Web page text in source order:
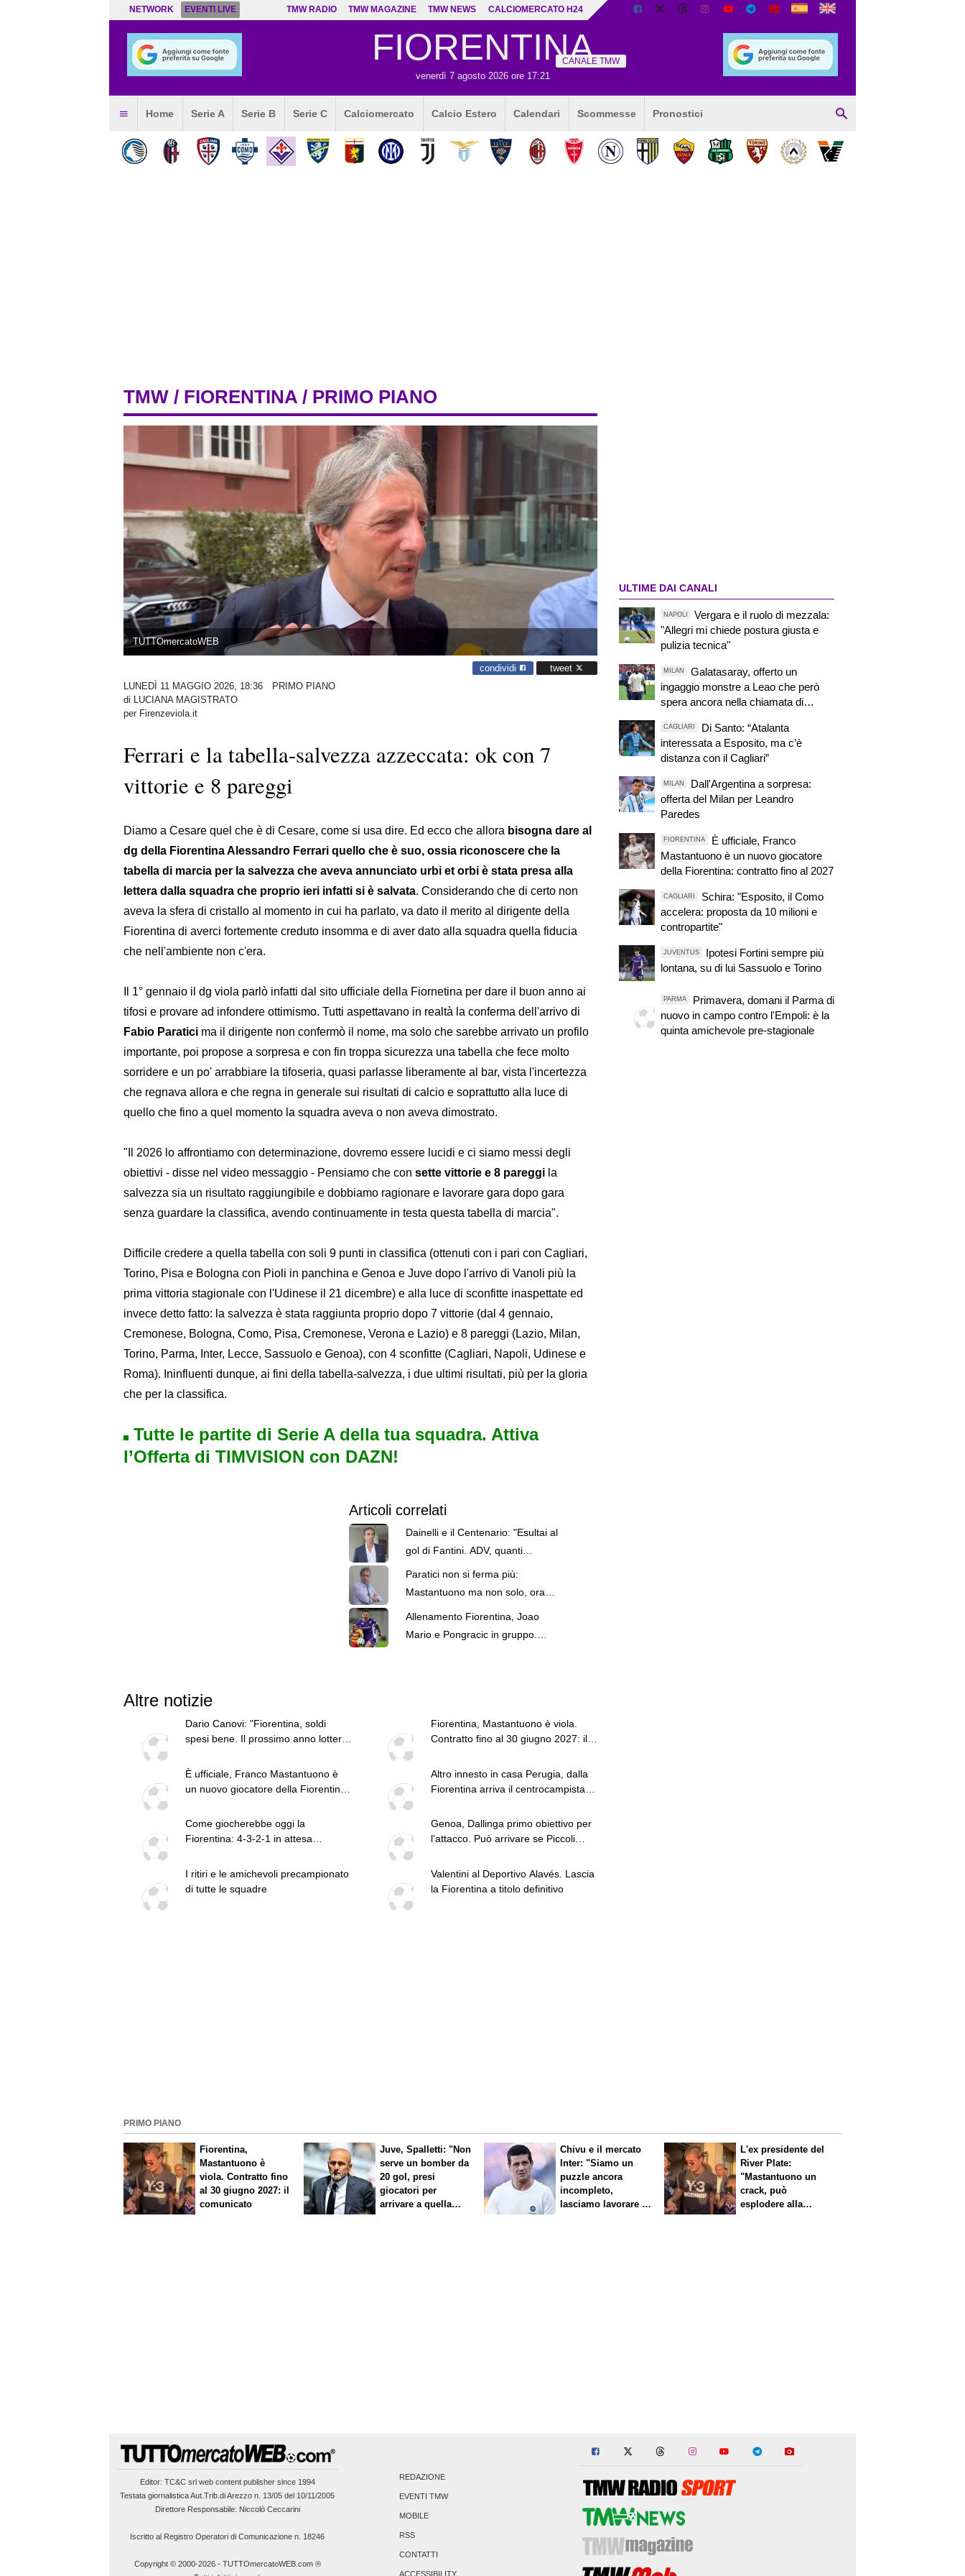
NETWORK EVENTI LIVE TMW RADIO TMW MAGAZINE TMW NEWS CALCIOMERCATO H24
FIORENTINA
venerdì 7 agosto 2026 ore 17:21
CANALE TMW
Home Serie A Serie B Serie C Calciomercato Calcio Estero Calendari Scommesse Pronostici
TMW / FIORENTINA / PRIMO PIANO
TUTTOmercatoWEB
condividi
tweet
LUNEDÌ 11 MAGGIO 2026, 18:36
PRIMO PIANO
di
LUCIANA MAGISTRATO
per Firenzeviola.it
Ferrari e la tabella-salvezza azzeccata: ok con 7
vittorie e 8 pareggi
Diamo a Cesare quel che è di Cesare, come si usa dire. Ed ecco che allora bisogna dare al
dg della Fiorentina Alessandro Ferrari quello che è suo, ossia riconoscere che la
tabella di marcia per la salvezza che aveva annunciato urbi et orbi è stata presa alla
lettera dalla squadra che proprio ieri infatti si è salvata. Considerando che di certo non
aveva la sfera di cristallo al momento in cui ha parlato, va dato il merito al dirigente della
Fiorentina di averci fortemente creduto insomma e di aver dato alla squadra quella fiducia
che nell'ambiente non c'era.
Il 1° gennaio il dg viola parlò infatti dal sito ufficiale della Fiornetina per dare il buon anno ai
tifosi e provare ad infondere ottimismo. Tutti aspettavano in realtà la conferma dell'arrivo di
Fabio Paratici ma il dirigente non confermò il nome, ma solo che sarebbe arrivato un profilo
importante, poi propose a sorpresa e con fin troppa sicurezza una tabella che fece molto
sorridere e un po' arrabbiare la tifoseria, quasi parlasse liberamente al bar, vista l'incertezza
che regnava allora e che regna in generale sui risultati di calcio e soprattutto alla luce di
quello che fino a quel momento la squadra aveva o non aveva dimostrato.
"Il 2026 lo affrontiamo con determinazione, dovremo essere lucidi e ci siamo messi degli
obiettivi - disse nel video messaggio - Pensiamo che con sette vittorie e 8 pareggi la
salvezza sia un risultato raggiungibile e dobbiamo ragionare e lavorare gara dopo gara
senza guardare la classifica, avendo continuamente in testa questa tabella di marcia".
Difficile credere a quella tabella con soli 9 punti in classifica (ottenuti con i pari con Cagliari,
Torino, Pisa e Bologna con Pioli in panchina e Genoa e Juve dopo l'arrivo di Vanoli più la
prima vittoria stagionale con l'Udinese il 21 dicembre) e alla luce di sconfitte inaspettate ed
invece detto fatto: la salvezza è stata raggiunta proprio dopo 7 vittorie (dal 4 gennaio,
Cremonese, Bologna, Como, Pisa, Cremonese, Verona e Lazio) e 8 pareggi (Lazio, Milan,
Torino, Parma, Inter, Lecce, Sassuolo e Genoa), con 4 sconfitte (Cagliari, Napoli, Udinese e
Roma). Ininfluenti dunque, ai fini della tabella-salvezza, i due ultimi risultati, più per la gloria
che per la classifica.
Tutte le partite di Serie A della tua squadra. Attiva
l’Offerta di TIMVISION con DAZN!
Articoli correlati
Dainelli e il Centenario: "Esultai al
gol di Fantini. ADV, quanti
scherzi. E con Vargas..."
Paratici non si ferma più:
Mastantuono ma non solo, ora
tutto sull'esterno
Allenamento Fiorentina, Joao
Mario e Pongracic in gruppo.
Altre notizie
Dario Canovi: "Fiorentina, soldi
spesi bene. Il prossimo anno lotterà
Fiorentina, Mastantuono è viola.
Contratto fino al 30 giugno 2027: il
È ufficiale, Franco Mastantuono è
un nuovo giocatore della Fiorentina:
Altro innesto in casa Perugia, dalla
Fiorentina arriva il centrocampista
Come giocherebbe oggi la
Fiorentina: 4-3-2-1 in attesa
Genoa, Dallinga primo obiettivo per
l'attacco. Può arrivare se Piccoli
I ritiri e le amichevoli precampionato
di tutte le squadre
Valentini al Deportivo Alavés. Lascia
la Fiorentina a titolo definitivo
ULTIME DAI CANALI
NAPOLI
Vergara e il ruolo di mezzala:
"Allegri mi chiede postura giusta e
pulizia tecnica"
MILAN
Galatasaray, offerto un
ingaggio monstre a Leao che però
spera ancora nella chiamata di
CAGLIARI
Di Santo: “Atalanta
interessata a Esposito, ma c’è
distanza con il Cagliari”
MILAN
Dall'Argentina a sorpresa:
offerta del Milan per Leandro
Paredes
FIORENTINA
È ufficiale, Franco
Mastantuono è un nuovo giocatore
della Fiorentina: contratto fino al 2027
CAGLIARI
Schira: "Esposito, il Como
accelera: proposta da 10 milioni e
contropartite"
JUVENTUS
Ipotesi Fortini sempre più
lontana, su di lui Sassuolo e Torino
PARMA
Primavera, domani il Parma di
nuovo in campo contro l'Empoli: è la
quinta amichevole pre-stagionale
PRIMO PIANO
Fiorentina,
Mastantuono è
viola. Contratto fino
al 30 giugno 2027: il
comunicato
Juve, Spalletti: "Non
serve un bomber da
20 gol, presi
giocatori per
arrivare a quella
Chivu e il mercato
Inter: "Siamo un
puzzle ancora
incompleto,
lasciamo lavorare i
L'ex presidente del
River Plate:
"Mastantuono un
crack, può
esplodere alla
Editor: TC&C srl web content publisher since 1994
Testata giornalistica Aut.Trib.di Arezzo n. 13/05 del 10/11/2005
Direttore Responsabile: Niccolò Ceccarini
Iscritto al Registro Operatori di Comunicazione n. 18246
Copyright © 2000-2026- TUTTOmercatoWEB.com ®
REDAZIONE
EVENTI TMW
MOBILE
RSS
CONTATTI
ACCESSIBILITY